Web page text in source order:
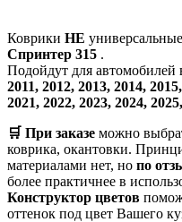
Коврики НЕ
Спринтер 315 .
Подойдут для автомобилей
2011, 2012, 2013, 2014,
2021, 2022, 2023, 2024,
🛒 При заказе можно
коврика, окантовки.
материалами нет, но по
более практичнее в
Конструктор цветов
оттенок под цвет Вашего